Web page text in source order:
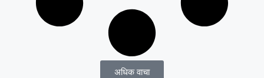
अधिक वाचा